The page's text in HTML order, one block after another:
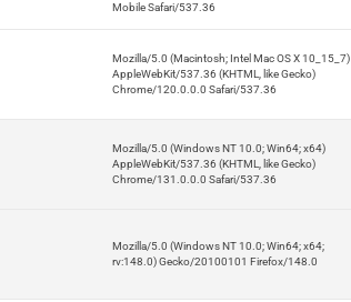
Mobile Safari/537.36
Mozilla/5.0 (Macintosh; Intel Mac OS X 10_15_7)
AppleWebKit/537.36 (KHTML, like Gecko)
Chrome/120.0.0.0 Safari/537.36
Mozilla/5.0 (Windows NT 10.0; Win64; x64)
AppleWebKit/537.36 (KHTML, like Gecko)
Chrome/131.0.0.0 Safari/537.36
Mozilla/5.0 (Windows NT 10.0; Win64; x64;
rv:148.0) Gecko/20100101 Firefox/148.0